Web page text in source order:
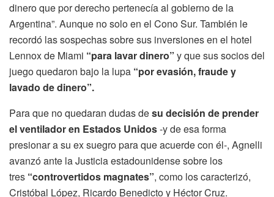
dinero que por derecho pertenecía al gobierno de la
Argentina”. Aunque no solo en el Cono Sur. También le
recordó las sospechas sobre sus inversiones en el hotel
Lennox de Miami “para lavar dinero” y que sus socios del
juego quedaron bajo la lupa “por evasión, fraude y
lavado de dinero”.
Para que no quedaran dudas desu decisión de prender
el ventilador en Estados Unidos-y de esa forma
presionar a su ex suegro para que acuerde con él-, Agnelli
avanzó ante la Justicia estadounidense sobre los
tres “controvertidos magnates”, como los caracterizó,
Cristóbal López, Ricardo Benedicto y Héctor Cruz.